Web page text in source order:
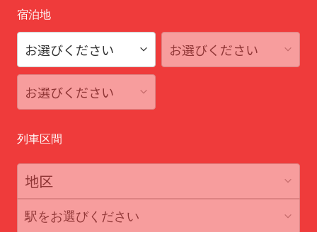
宿泊地
列車区間
駅をお選びください